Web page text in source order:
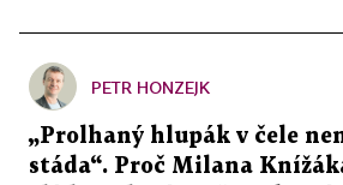
PETR HONZEJK
„Prolhaný hlupák v čele
stáda“. Proč Milana